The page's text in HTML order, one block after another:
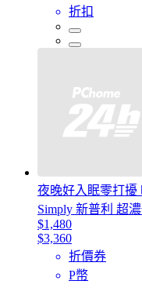
折扣
夜晚好入眠零打擾
Simply 新普利 超
$1,480
$3,360
折價券
P幣